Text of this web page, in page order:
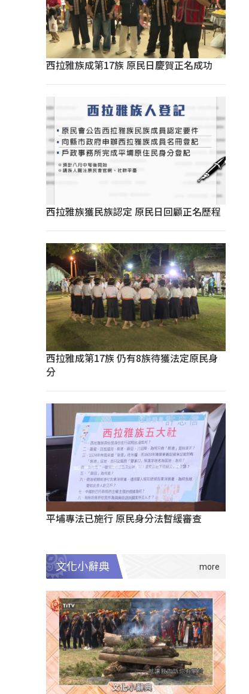
西拉雅族成第17族 原民日慶賀正名成功
西拉雅族獲民族認定 原民日回顧正名歷程
西拉雅成第17族 仍有8族待獲法定原民身
分
平埔專法已施行 原民身分法暫緩審查
文化小辭典